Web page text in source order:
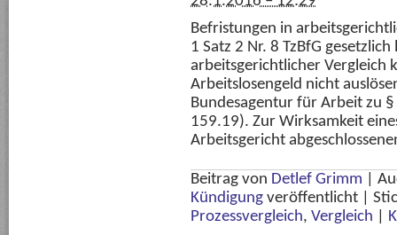
Befristungen in
1 Satz 2 Nr. 8 TzBfG
arbeitsgerichtlicher Vergleich
Arbeitslosengeld nicht
Bundesagentur für Arbeit zu
159.19). Zur Wirksamkeit
Arbeitsgericht
Beitrag von Detlef Grimm
Kündigung veröffentlicht
Prozessvergleich, Vergleich